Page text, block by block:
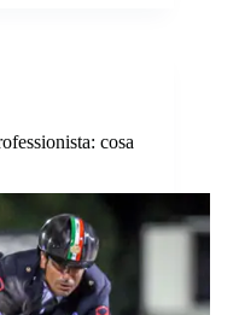
cosa